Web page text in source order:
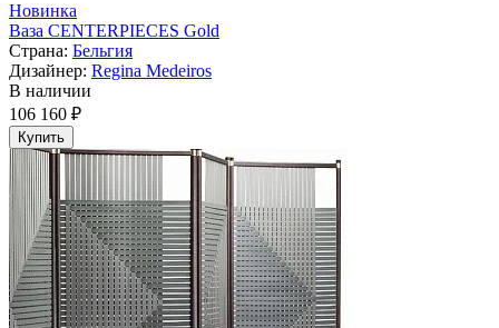
Новинка
Ваза CENTERPIECES Gold
Страна: Бельгия
Дизайнер: Regina Medeiros
В наличии
106 160 ₽
Купить